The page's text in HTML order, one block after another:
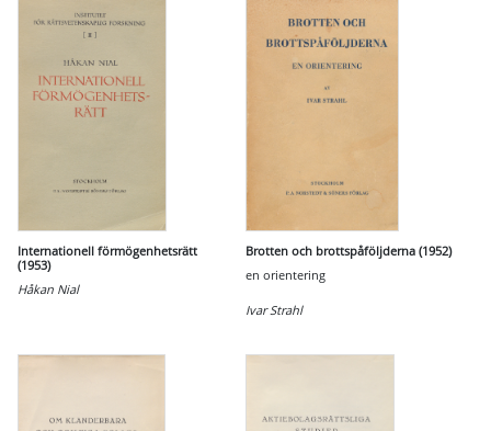
Internationell förmögenhetsrätt
(1953)
Håkan Nial
Brotten och brottspåföljderna (1952)
en orientering
Ivar Strahl